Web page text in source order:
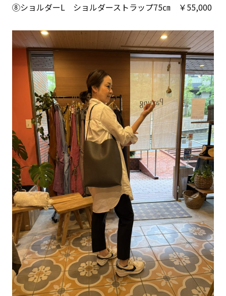
⑧ショルダーL ショルダーストラップ75㎝ ￥55,000